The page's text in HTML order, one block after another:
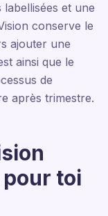
et une
conserve le
ajouter une
ainsi que le
de
après trimestre.
toi